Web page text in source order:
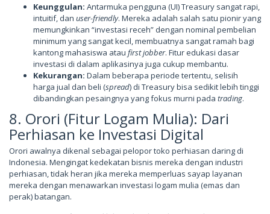
Keunggulan: Antarmuka pengguna (UI) Treasury sangat rapi,
intuitif, dan user-friendly. Mereka adalah salah satu pionir yang
memungkinkan “investasi receh” dengan nominal pembelian
minimum yang sangat kecil, membuatnya sangat ramah bagi
kantong mahasiswa atau first jobber. Fitur edukasi dasar
investasi di dalam aplikasinya juga cukup membantu.
Kekurangan: Dalam beberapa periode tertentu, selisih
harga jual dan beli (spread) di Treasury bisa sedikit lebih tinggi
dibandingkan pesaingnya yang fokus murni pada trading.
8. Orori (Fitur Logam Mulia): Dari
Perhiasan ke Investasi Digital
Orori awalnya dikenal sebagai pelopor toko perhiasan daring di
Indonesia. Mengingat kedekatan bisnis mereka dengan industri
perhiasan, tidak heran jika mereka memperluas sayap layanan
mereka dengan menawarkan investasi logam mulia (emas dan
perak) batangan.